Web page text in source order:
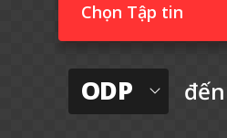
Chọn Tập tin
ODP đến